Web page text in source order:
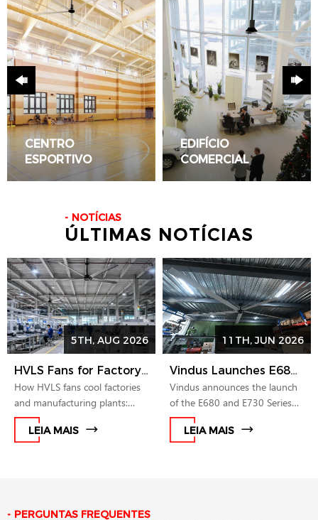
CENTRO
ESPORTIVO
LEIA TUDO
EDIFÍCIO
COMERCIAL
LEIA TUDO
NOTÍCIAS
ÚLTIMAS NOTÍCIAS
5TH, AUG 2026
HVLS Fans for Factory and Manufacturing Plant Cooling
How HVLS fans cool factories
and manufacturing plants:
destratification, heat-stress
reduction, P780 specifications,
LEIA MAIS
11TH, JUN 2026
Vindus Launches E680 and E730 Series HVLS Fans for Smarter Airflow in Commercial and Industrial Spaces
Vindus announces the launch
of the E680 and E730 Series
HVLS fans, expanding its
product portfolio for medium
LEIA MAIS
PERGUNTAS FREQUENTES